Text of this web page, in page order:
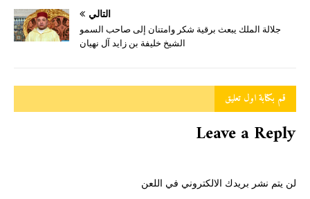
التالي
جلالة الملك يبعث برقية شكر وامتنان إلى صاحب السمو
الشيخ خليفة بن زايد آل نهيان
قم بكتابة اول تعليق
Leave a Reply
لن يتم نشر بريدك الالكتروني في اللعن